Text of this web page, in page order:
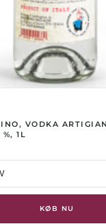
VODKA
1L
KØB NU